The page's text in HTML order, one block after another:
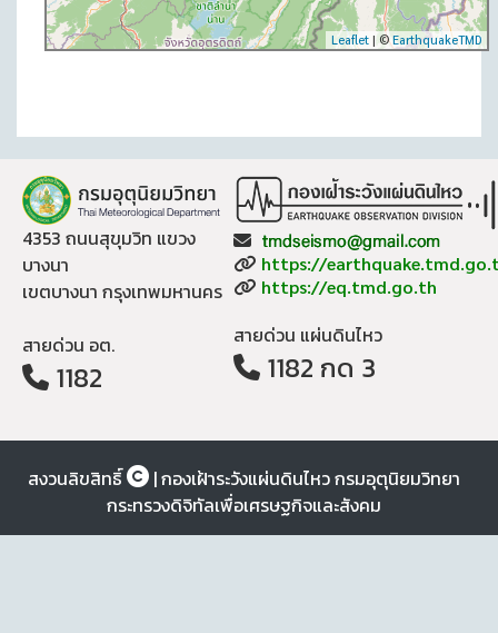
Leaflet | ©EarthquakeTMD
4353 ถนนสุขุมวิท แขวง
บางนา
เขตบางนา กรุงเทพมหานคร
สายด่วน อต.
1182
Email:
Website:
https://
Website:
https://eq.tmd.go.th
สายด่วน แผ่นดินไหว
1182 กด 3
สงวนลิขสิทธิ์
| กองเฝ้าระวังแผ่นดินไหว กรมอุตุนิยมวิทยา
กระทรวงดิจิทัลเพื่อเศรษฐกิจและสังคม